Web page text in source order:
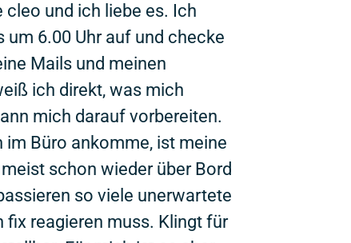
cleo und ich liebe es. Ich
um 6.00 Uhr auf und checke
Mails und meinen
ich direkt, was mich
mich darauf vorbereiten.
im Büro ankomme, ist meine
schon wieder über Bord
so viele unerwartete
fix reagieren muss. Klingt für